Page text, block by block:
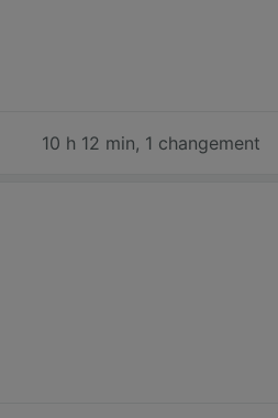
10 h 12 min, 1 changement